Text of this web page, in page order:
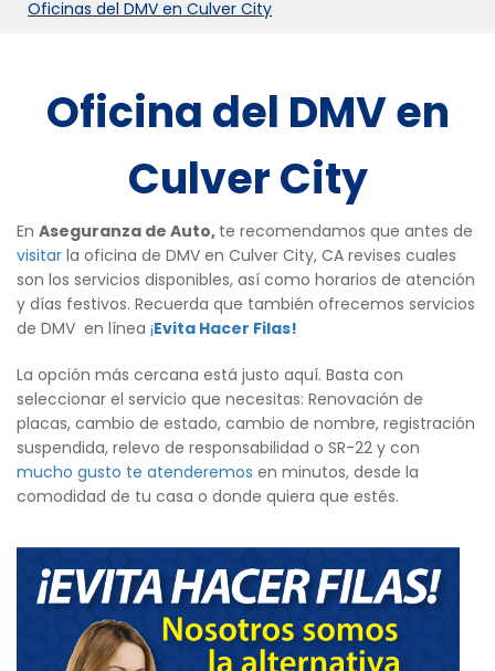
Oficinas del DMV en Culver City
Oficina del DMV en
Culver City
En Aseguranza de Auto, te recomendamos que antes de
visitar la oficina de DMV en Culver City, CA revises cuales
son los servicios disponibles, así como horarios de atención
y días festivos. Recuerda que también ofrecemos servicios
de DMV en línea ¡Evita Hacer Filas!
La opción más cercana está justo aquí. Basta con
seleccionar el servicio que necesitas: Renovación de
placas, cambio de estado, cambio de nombre, registración
suspendida, relevo de responsabilidad o SR-22 y con
mucho gusto te atenderemos en minutos, desde la
comodidad de tu casa o donde quiera que estés.